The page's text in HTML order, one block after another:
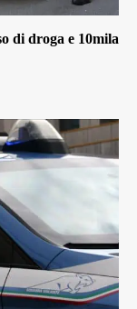
di droga e 10mila